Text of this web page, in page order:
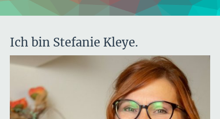
Ich bin Stefanie Kleye.